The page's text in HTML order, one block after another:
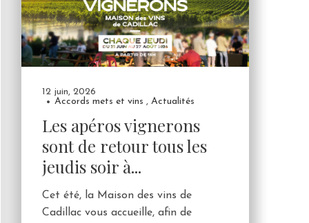
12 juin, 2026
Accords mets et vins , Actualités
Les apéros vignerons
sont de retour tous les
jeudis soir à...
Cet été, la Maison des vins de
Cadillac vous accueille, afin de